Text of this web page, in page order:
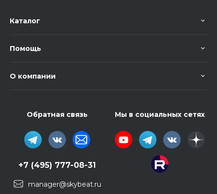
Каталог
Помощь
О компании
Обратная связь
+7 (495) 777-08-31
manager@skybeat.ru
Мы в социальных сетях